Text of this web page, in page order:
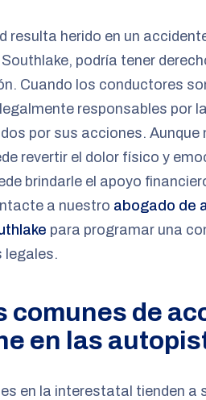
resulta herido en un
podría tener
Cuando los conductores
responsables por
por sus acciones. Aunque
revertir el dolor físico y
brindarle el apoyo
a nuestro abogado de
para programar una
legales.
comunes de
en las
en la interestatal tienden a